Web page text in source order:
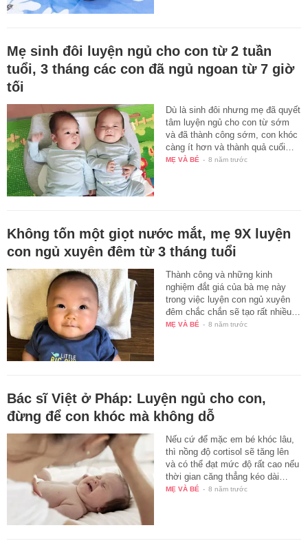
Mẹ sinh đôi luyện ngủ cho con từ 2 tuần
tuổi, 3 tháng các con đã ngủ ngoan từ 7 giờ
tối
Dù là sinh đôi nhưng mẹ đã quyết
tâm luyện ngủ cho con từ sớm
và đã thành công sớm, con khóc
càng ít hơn và thành quả cuối…
MẸ VÀ BÉ - 8 năm trước
Không tốn một giọt nước mắt, mẹ 9X luyện
con ngủ xuyên đêm từ 3 tháng tuổi
Thành công và những kinh
nghiệm đắt giá của bà mẹ này
trong việc luyện con ngủ xuyên
đêm chắc chắn sẽ tạo rất nhiều…
MẸ VÀ BÉ - 8 năm trước
Bác sĩ Việt ở Pháp: Luyện ngủ cho con,
đừng để con khóc mà không dỗ
Nếu cứ để mặc em bé khóc lâu,
thì nồng độ cortisol sẽ tăng lên
và có thể đạt mức độ rất cao nếu
thời gian căng thẳng kéo dài…
MẸ VÀ BÉ - 8 năm trước